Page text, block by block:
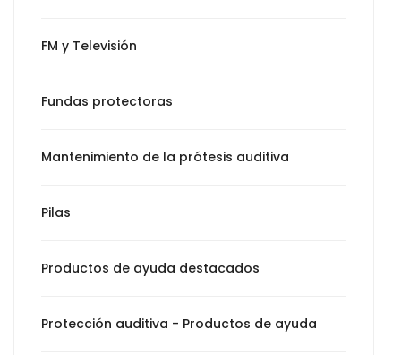
FM y Televisión
Fundas protectoras
Mantenimiento de la prótesis auditiva
Pilas
Productos de ayuda destacados
Protección auditiva - Productos de ayuda